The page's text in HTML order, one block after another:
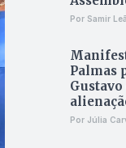
Por Samir
Palmas
Por Júlia